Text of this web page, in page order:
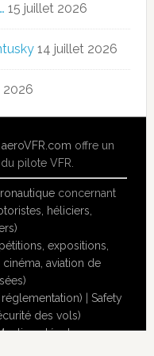
15 juillet 2026
14 juillet 2026
2026
aeroVFR.com offre un
pilote VFR.
concernant
héliciers,
expositions,
aviation de
|Safety
des vols)
légales